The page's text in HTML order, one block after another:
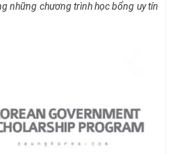
những chương trình học bổng uy tín